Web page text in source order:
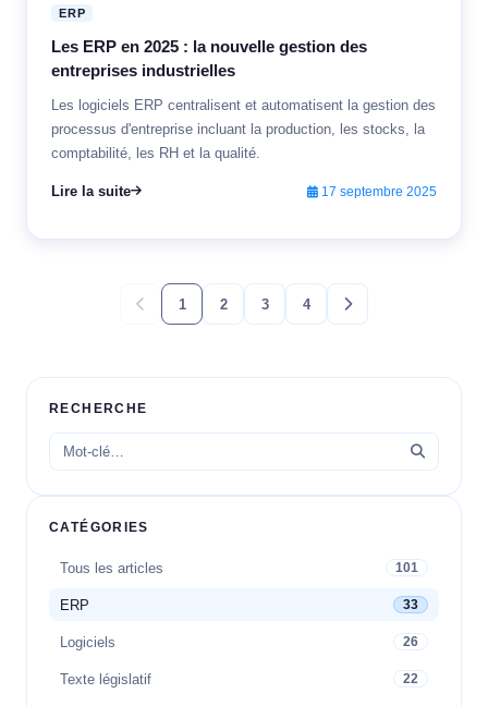
ERP
Les ERP en 2025 : la nouvelle gestion des
entreprises industrielles
Les logiciels ERP centralisent et automatisent la gestion des
processus d'entreprise incluant la production, les stocks, la
comptabilité, les RH et la qualité.
Lire la suite 17 septembre 2025
1 2 3 4
RECHERCHE
CATÉGORIES
Tous les articles 101
ERP 33
Logiciels 26
Texte législatif 22